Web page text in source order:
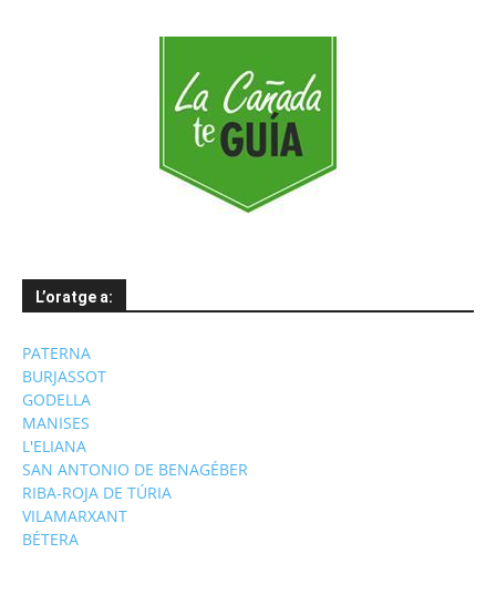
L’oratge a:
PATERNA
BURJASSOT
GODELLA
MANISES
L'ELIANA
SAN ANTONIO DE BENAGÉBER
RIBA-ROJA DE TÚRIA
VILAMARXANT
BÉTERA